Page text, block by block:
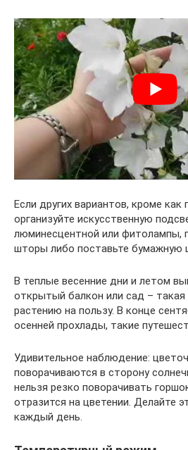
Если других вариантов, кроме как
организуйте искусственную
люминесцентной или фитолампы,
шторы либо поставьте бумажную
В теплые весенние дни и летом
открытый балкон или сад – такая
растению на пользу. В конце
осенней прохлады, такие
Удивительное наблюдение:
поворачиваются в сторону
нельзя резко поворачивать
отразится на цветении. Делайте
каждый день.